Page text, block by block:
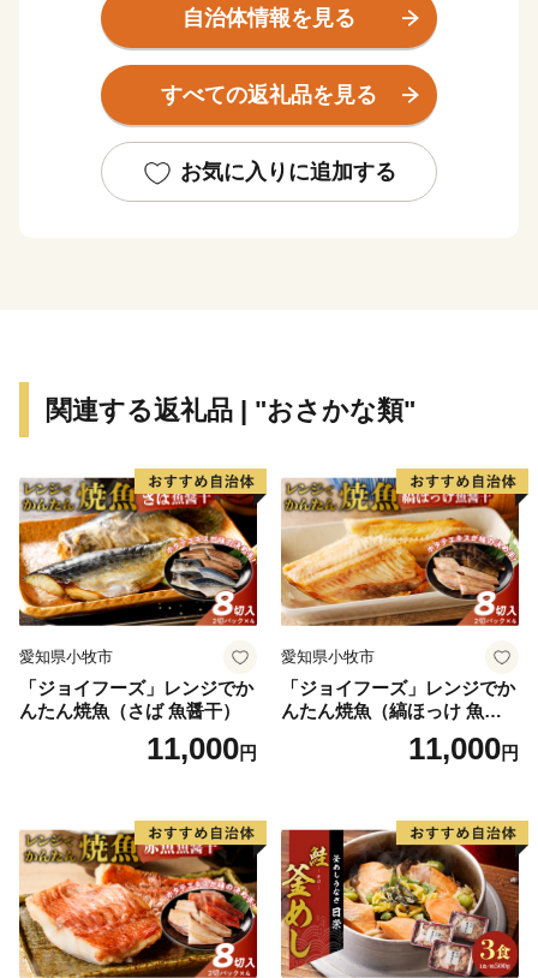
いらっしゃると思います。2016年に開業した北陸新幹
線「新高岡駅」から、城端駅・氷見線に乗り継いで終着
駅「氷見駅｣へ至る海岸線沿いの車窓からの眺めは、鉄
道ファンならずとも一度はご覧いただきたい風景です。
魚介類が一年を通じて水揚げされます。また、氷見が発
祥の地である越中式定置網漁は、豊富な魚介類を「採り
里山と里海の景観を守りつつ、恵まれた自然環境を活
ひこの機会に氷見市の特産品や、氷見市で過ごす時間を
楽しんでください。
自治体情報を見る
すべての返礼品を見る
お気に入りに追加する
関連する返礼品 | "おさかな類"
愛知県小牧市
「ジョイフーズ」レンジでか
んたん焼魚（さば 魚醤干）
11,000円
愛知県小牧市
「ジョイフーズ」レンジでか
んたん焼魚（縞ほっけ 魚醤
11,000円